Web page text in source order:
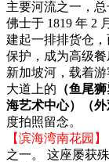
主要河流之一，
佛士于 1819 年 2
建起一排排货仓
保护，成为高级
新加坡河，载着
大道上的 （鱼尾
海艺术中心）（外
度拍照留念。
【滨海湾南花园】
之一。 这座屡获